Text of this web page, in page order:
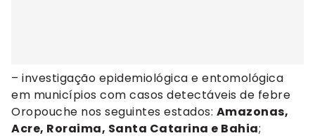
– investigação epidemiológica e entomológica
em municípios com casos detectáveis de febre
Oropouche nos seguintes estados: Amazonas,
Acre, Roraima, Santa Catarina e Bahia;